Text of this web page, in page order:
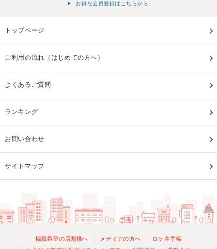
お得な会員登録はこちらから
トップページ
ご利用の流れ（はじめての方へ）
よくあるご質問
ランキング
お問い合わせ
サイトマップ
掲載希望の店舗様へ メディアの方へ
ロケ弁手帳